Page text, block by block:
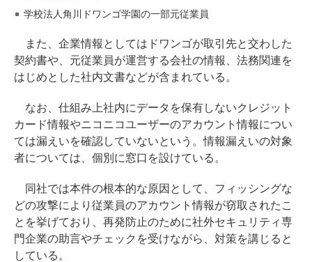
学校法人角川ドワンゴ学園の一部元従業員
また、企業情報としてはドワンゴが取引先と交わした
契約書や、元従業員が運営する会社の情報、法務関連を
はじめとした社内文書などが含まれている。
なお、仕組み上社内にデータを保有しないクレジット
カード情報やニコニコユーザーのアカウント情報につい
ては漏えいを確認していないという。情報漏えいの対象
者については、個別に窓口を設けている。
同社では本件の根本的な原因として、フィッシングな
どの攻撃により従業員のアカウント情報が窃取されたこ
とを挙げており、再発防止のために社外セキュリティ専
門企業の助言やチェックを受けながら、対策を講じると
している。